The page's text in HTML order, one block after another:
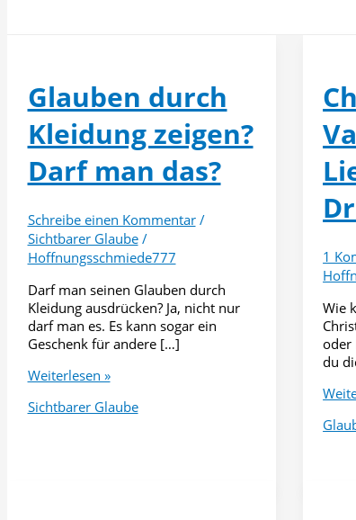
Glauben durch
Kleidung zeigen?
Darf man das?
Schreibe einen Kommentar /
Sichtbarer Glaube/
Hoffnungsschmiede777
Darf man seinen Glauben durch
Kleidung ausdrücken? Ja, nicht nur
darf man es. Es kann sogar ein
Geschenk für andere […]
Glauben
Kleidung
Weiterlesen »
Sichtbarer Glaube
1
Wie
oder
du
Liebe